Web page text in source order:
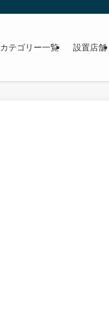
カテゴリー一覧 設置店舗